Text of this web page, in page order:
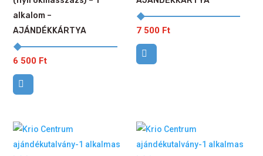
alkalom –
AJÁNDÉKKÁRTYA
6 500 Ft
7 500 Ft